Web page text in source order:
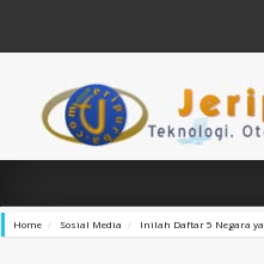
Home Sosial Media Inilah Daftar 5 Negara